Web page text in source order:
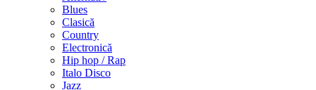
Blues
Clasică
Country
Electronică
Hip hop / Rap
Italo Disco
Jazz